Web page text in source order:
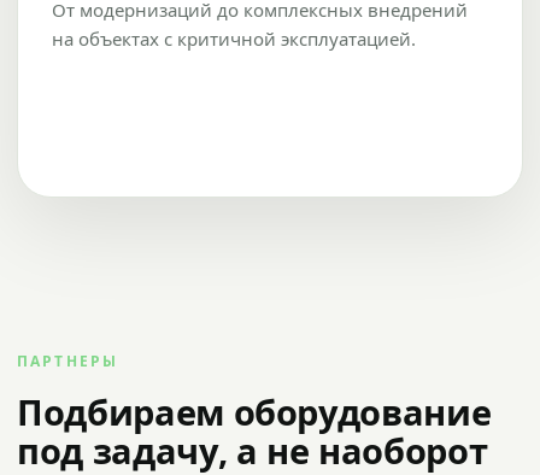
От модернизаций до комплексных внедрений
на объектах с критичной эксплуатацией.
ПАРТНЕРЫ
Подбираем оборудование
под задачу, а не наоборот